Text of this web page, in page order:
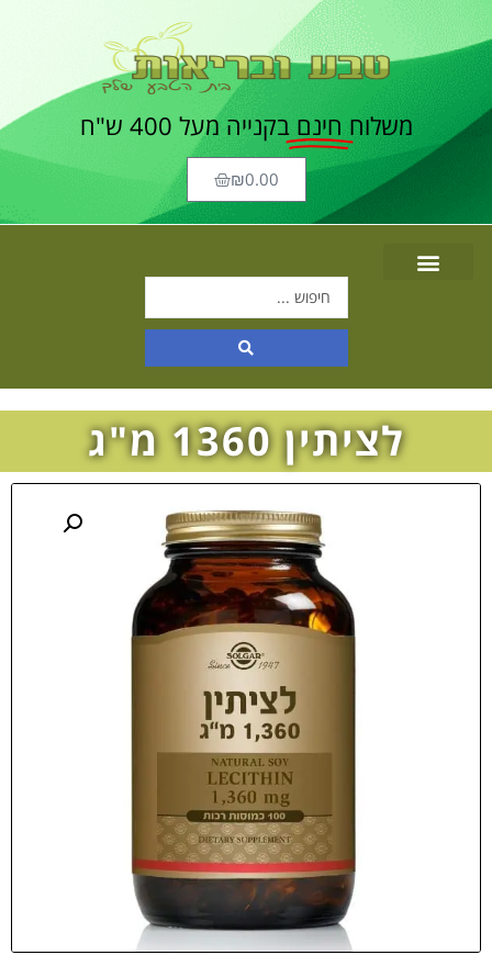
משלוח חינם בקנייה מעל 400 ש"ח
₪0.00
לציתין 1360 מ"ג